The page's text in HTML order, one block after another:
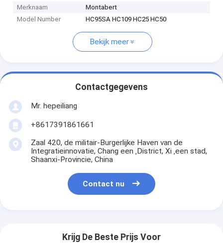
Merknaam
Montabert
Model Number
HC95SA HC109 HC25 HC50
Bekijk meer
Contactgegevens
Mr. hepeiliang
+8617391861661
Zaal 420, de militair-Burgerlijke Haven van de
Integratieinnovatie, Chang een ‚District, Xi ‚een stad,
Shaanxi-Provincie, China
Contact nu
Krijg De Beste Prijs Voor